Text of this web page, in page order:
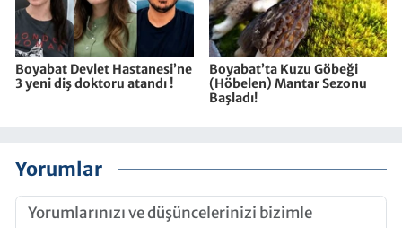
Boyabat Devlet Hastanesi’ne
3 yeni diş doktoru atandı !
Boyabat’ta Kuzu Göbeği
(Höbelen) Mantar Sezonu
Başladı!
Yorumlar